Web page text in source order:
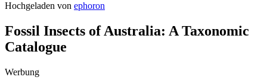
Hochgeladen von ephoron
Fossil Insects of Australia: A Taxonomic
Catalogue
Werbung